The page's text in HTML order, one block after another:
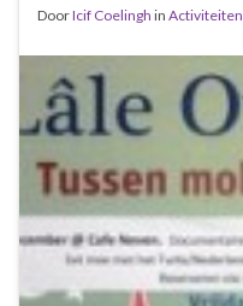
DoorIcif Coelingh in Activiteiten